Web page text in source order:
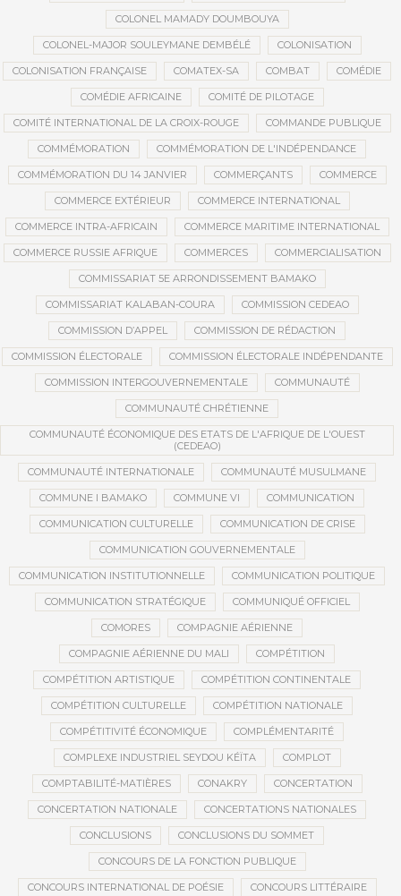
COLONEL MAMADY DOUMBOUYA
COLONEL-MAJOR SOULEYMANE DEMBÉLÉ COLONISATION
COLONISATION FRANÇAISE COMATEX-SA COMBAT COMÉDIE
COMÉDIE AFRICAINE COMITÉ DE PILOTAGE
COMITÉ INTERNATIONAL DE LA CROIX-ROUGE COMMANDE PUBLIQUE
COMMÉMORATION COMMÉMORATION DE L'INDÉPENDANCE
COMMÉMORATION DU 14 JANVIER COMMERÇANTS COMMERCE
COMMERCE EXTÉRIEUR COMMERCE INTERNATIONAL
COMMERCE INTRA-AFRICAIN COMMERCE MARITIME INTERNATIONAL
COMMERCE RUSSIE AFRIQUE COMMERCES COMMERCIALISATION
COMMISSARIAT 5E ARRONDISSEMENT BAMAKO
COMMISSARIAT KALABAN-COURA COMMISSION CEDEAO
COMMISSION D’APPEL COMMISSION DE RÉDACTION
COMMISSION ÉLECTORALE COMMISSION ÉLECTORALE INDÉPENDANTE
COMMISSION INTERGOUVERNEMENTALE COMMUNAUTÉ
COMMUNAUTÉ CHRÉTIENNE
COMMUNAUTÉ ÉCONOMIQUE DES ETATS DE L'AFRIQUE DE L'OUEST
(CEDEAO)
COMMUNAUTÉ INTERNATIONALE COMMUNAUTÉ MUSULMANE
COMMUNE I BAMAKO COMMUNE VI COMMUNICATION
COMMUNICATION CULTURELLE COMMUNICATION DE CRISE
COMMUNICATION GOUVERNEMENTALE
COMMUNICATION INSTITUTIONNELLE COMMUNICATION POLITIQUE
COMMUNICATION STRATÉGIQUE COMMUNIQUÉ OFFICIEL
COMORES COMPAGNIE AÉRIENNE
COMPAGNIE AÉRIENNE DU MALI COMPÉTITION
COMPÉTITION ARTISTIQUE COMPÉTITION CONTINENTALE
COMPÉTITION CULTURELLE COMPÉTITION NATIONALE
COMPÉTITIVITÉ ÉCONOMIQUE COMPLÉMENTARITÉ
COMPLEXE INDUSTRIEL SEYDOU KÉÏTA COMPLOT
COMPTABILITÉ-MATIÈRES CONAKRY CONCERTATION
CONCERTATION NATIONALE CONCERTATIONS NATIONALES
CONCLUSIONS CONCLUSIONS DU SOMMET
CONCOURS DE LA FONCTION PUBLIQUE
CONCOURS INTERNATIONAL DE POÉSIE CONCOURS LITTÉRAIRE